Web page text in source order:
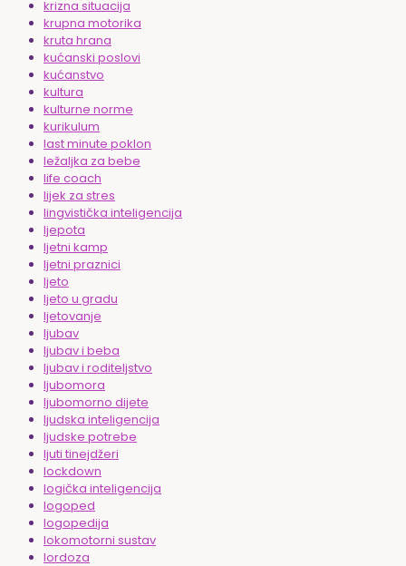
krizna situacija
krupna motorika
kruta hrana
kućanski poslovi
kućanstvo
kultura
kulturne norme
kurikulum
last minute poklon
ležaljka za bebe
life coach
lijek za stres
lingvistička inteligencija
ljepota
ljetni kamp
ljetni praznici
ljeto
ljeto u gradu
ljetovanje
ljubav
ljubav i beba
ljubav i roditeljstvo
ljubomora
ljubomorno dijete
ljudska inteligencija
ljudske potrebe
ljuti tinejdžeri
lockdown
logička inteligencija
logoped
logopedija
lokomotorni sustav
lordoza